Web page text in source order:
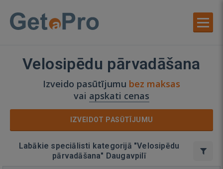
Velosipēdu pārvadāšana
Izveido pasūtījumu bez maksas
vai apskati cenas
IZVEIDOT PASŪTĪJUMU
Labākie speciālisti kategorijā "Velosipēdu
pārvadāšana" Daugavpilī